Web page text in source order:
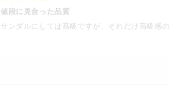
値段に見合った品質
サンダルにしては高級ですが、それだけ高級感